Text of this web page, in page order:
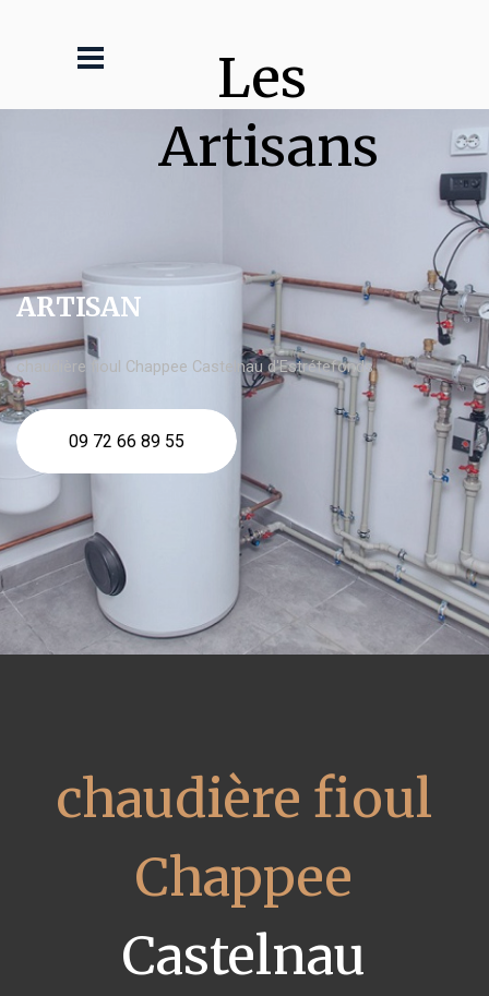
Les
Artisans
ARTISAN
chaudière fioul Chappee Castelnau d'Estrétefonds
09 72 66 89 55
chaudière fioul
Chappee
Castelnau